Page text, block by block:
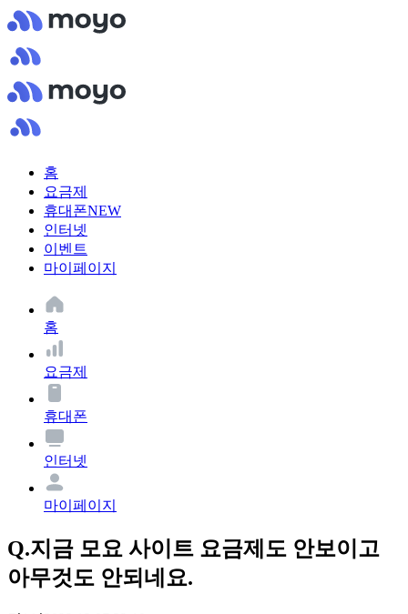
홈
요금제
휴대폰NEW
인터넷
이벤트
마이페이지
홈
요금제
휴대폰
인터넷
마이페이지
Q.지금 모요 사이트 요금제도 안보이고
아무것도 안되네요.